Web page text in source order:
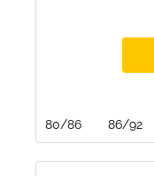
80/86 86/92